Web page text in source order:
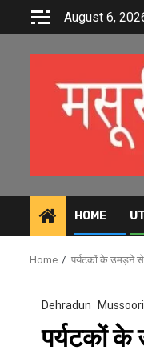
August 6,
HOME
Home पर्यटकों के उमड़ने
Dehradun
पर्यटकों के